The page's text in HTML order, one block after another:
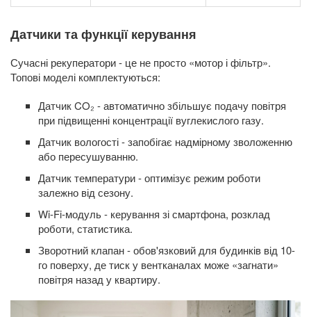
Датчики та функції керування
Сучасні рекуператори - це не просто «мотор і фільтр».
Топові моделі комплектуються:
Датчик CO₂ - автоматично збільшує подачу повітря
при підвищенні концентрації вуглекислого газу.
Датчик вологості - запобігає надмірному зволоженню
або пересушуванню.
Датчик температури - оптимізує режим роботи
залежно від сезону.
Wi-Fi-модуль - керування зі смартфона, розклад
роботи, статистика.
Зворотний клапан - обов'язковий для будинків від 10-
го поверху, де тиск у вентканалах може «загнати»
повітря назад у квартиру.